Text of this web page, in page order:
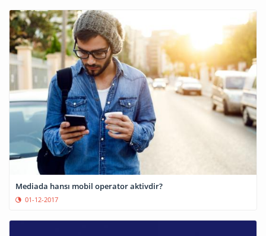
Mediada hansı mobil operator aktivdir?
01-12-2017